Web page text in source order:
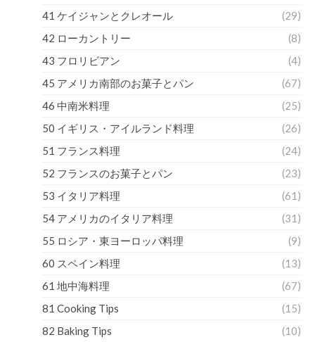
41 ケイジャンとクレオール
(29)
42 ローカントリー
(8)
43 フロリビアン
(4)
45 アメリカ南部のお菓子とパン
(67)
46 中南米料理
(25)
50 イギリス・アイルランド料理
(26)
51 フランス料理
(24)
52 フランスのお菓子とパン
(23)
53 イタリア料理
(61)
54 アメリカのイタリア料理
(31)
55 ロシア・東ヨーロッパ料理
(9)
60 スペイン料理
(13)
61 地中海料理
(67)
81 Cooking Tips
(15)
82 Baking Tips
(10)